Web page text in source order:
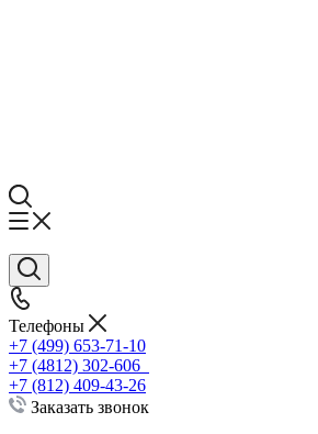
Телефоны
+7 (499) 653-71-10
+7 (4812) 302-606
+7 (812) 409-43-26
Заказать звонок